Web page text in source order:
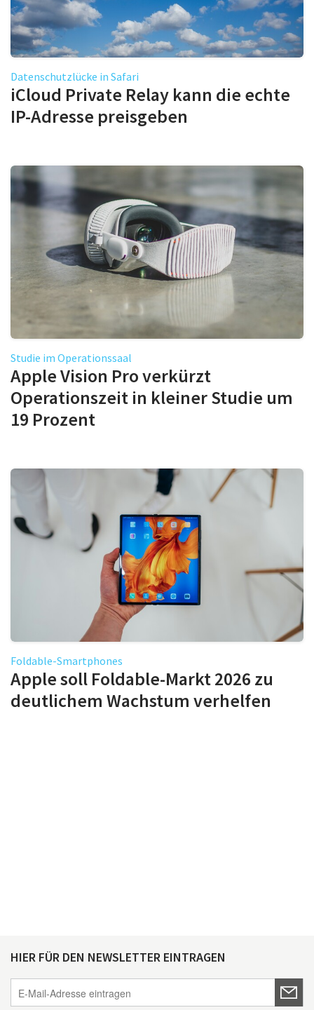
Datenschutzlücke in Safari
iCloud Private Relay kann die echte
IP-Adresse preisgeben
Studie im Operationssaal
Apple Vision Pro verkürzt
Operationszeit in kleiner Studie um
19 Prozent
Foldable-Smartphones
Apple soll Foldable-Markt 2026 zu
deutlichem Wachstum verhelfen
HIER FÜR DEN NEWSLETTER EINTRAGEN